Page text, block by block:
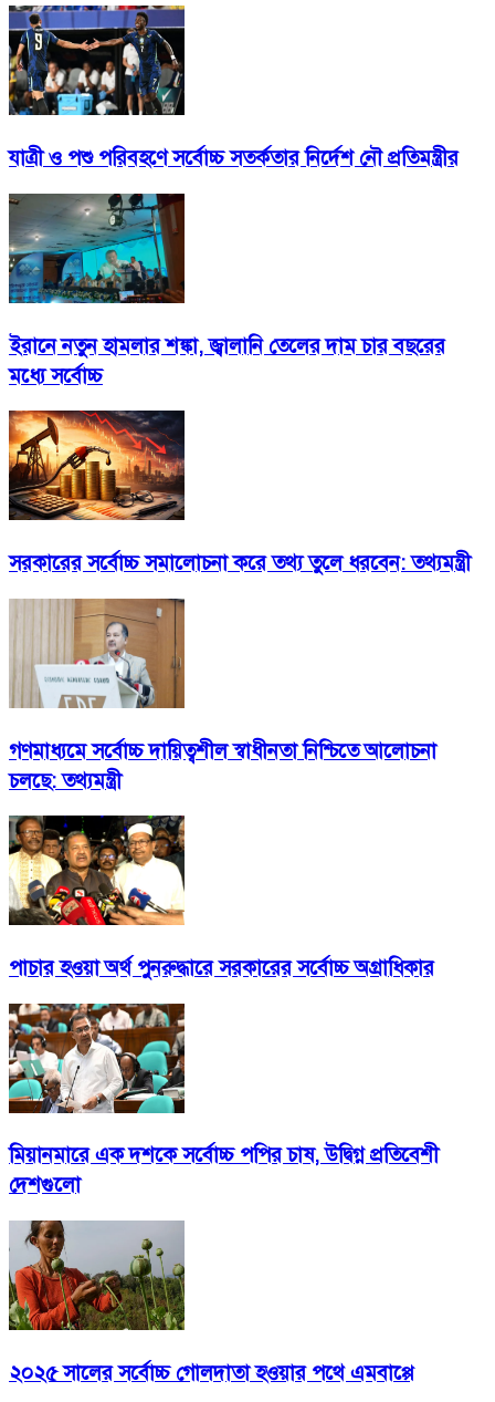
যাত্রী ও পশু পরিবহণে সর্বোচ্চ সতর্কতার নির্দেশ নৌ প্রতিমন্ত্রীর
ইরানে নতুন হামলার শঙ্কা, জ্বালানি তেলের দাম চার বছরের
মধ্যে সর্বোচ্চ
সরকারের সর্বোচ্চ সমালোচনা করে তথ্য তুলে ধরবেন: তথ্যমন্ত্রী
গণমাধ্যমে সর্বোচ্চ দায়িত্বশীল স্বাধীনতা নিশ্চিতে আলোচনা
চলছে: তথ্যমন্ত্রী
পাচার হওয়া অর্থ পুনরুদ্ধারে সরকারের সর্বোচ্চ অগ্রাধিকার
মিয়ানমারে এক দশকে সর্বোচ্চ পপির চাষ, উদ্বিগ্ন প্রতিবেশী
দেশগুলো
২০২৫ সালের সর্বোচ্চ গোলদাতা হওয়ার পথে এমবাপ্পে